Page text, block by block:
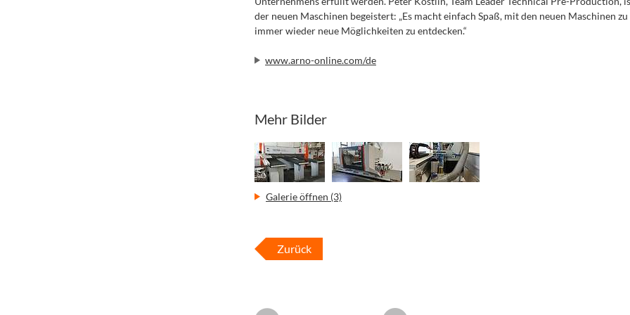
der neuen Maschinen begeistert: „Es macht einfach Spaß, mit den neuen Maschinen
immer wieder neue Möglichkeiten zu entdecken.“
www.arno-online.com/de
Mehr Bilder
Galerie öffnen (3)
Zurück